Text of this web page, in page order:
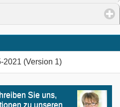
2021 (Version 1)
Sie uns,
zu unseren